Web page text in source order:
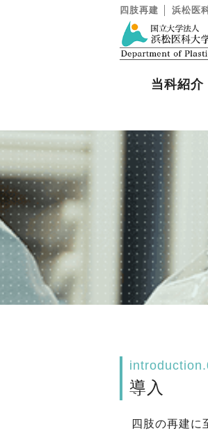
四肢再建 │ 浜松医
当科紹介
導入
四肢の再建に